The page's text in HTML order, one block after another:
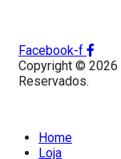
Facebook-f
Copyright ©
Reservados.
Home
Loja